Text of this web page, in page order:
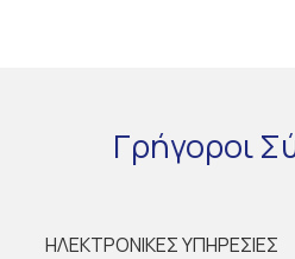
Γρήγοροι
ΗΛΕΚΤΡΟΝΙΚΕΣ ΥΠΗΡΕΣΙΕΣ